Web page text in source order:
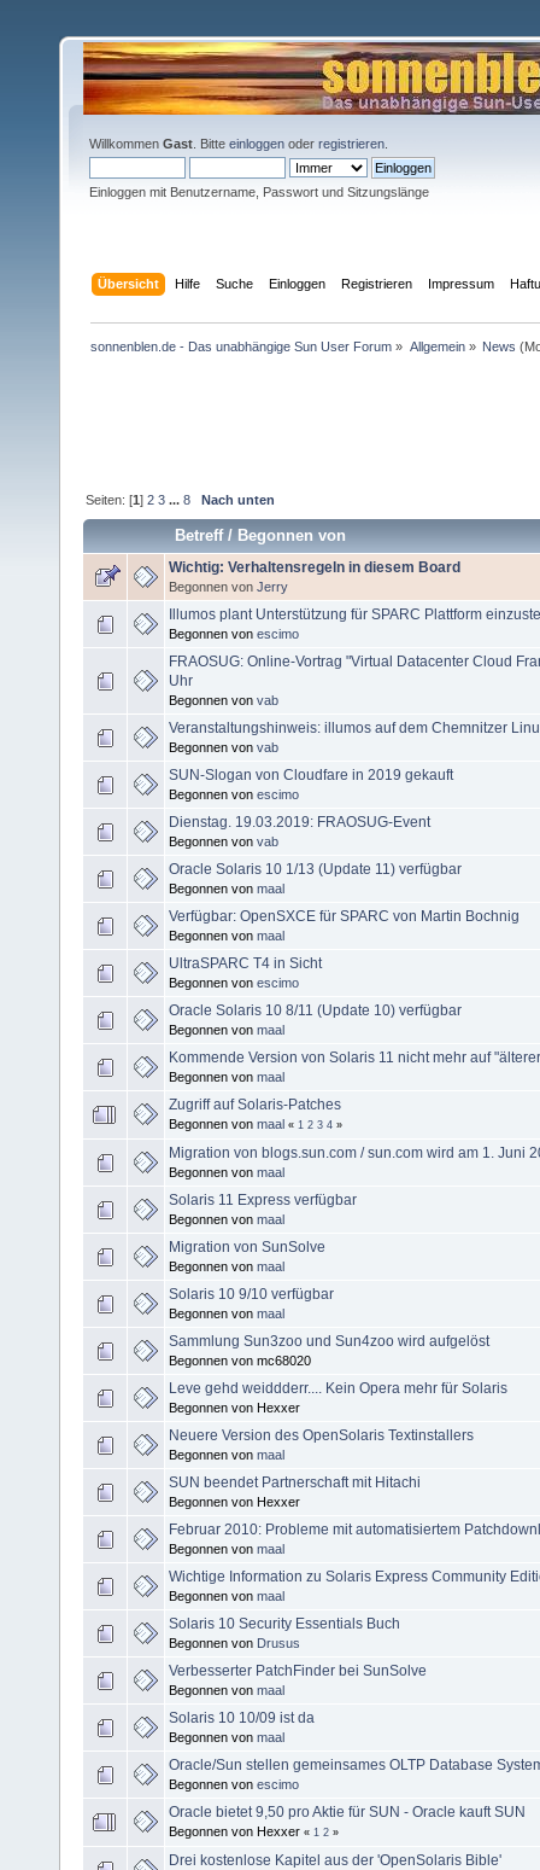
Willkommen Gast . Bitte einloggen oder registrieren
Einloggen mit Benutzername, Passwort und Sitzungslänge
Übersicht Hilfe Suche Einloggen Registrieren Impressum
sonnenblen.de - Das unabhängige Sun User Forum » Allgemein» News
Seiten: [1]2 3 ...8 Nach unten
Betreff/Begonnen von
Wichtig: Verhaltensregeln in diesem Board
Begonnen von Jerry
Illumos plant Unterstützung für SPARC Plattform
Begonnen von escimo
FRAOSUG: Online-Vortrag "Virtual Datacenter Cloud
Uhr
Begonnen von vab
Veranstaltungshinweis: illumos auf dem Chemnitzer
Begonnen von vab
SUN-Slogan von Cloudfare in 2019 gekauft
Begonnen von escimo
Dienstag. 19.03.2019: FRAOSUG-Event
Begonnen von vab
Oracle Solaris 10 1/13 (Update 11) verfügbar
Begonnen von maal
Verfügbar: OpenSXCE für SPARC von Martin Bochnig
Begonnen von maal
UltraSPARC T4 in Sicht
Begonnen von escimo
Oracle Solaris 10 8/11 (Update 10) verfügbar
Begonnen von maal
Kommende Version von Solaris 11 nicht mehr auf
Begonnen von maal
Zugriff auf Solaris-Patches
Begonnen von maal « 1 2 3 4 »
Migration von blogs.sun.com / sun.com wird am 1. Juni
Begonnen von maal
Solaris 11 Express verfügbar
Begonnen von maal
Migration von SunSolve
Begonnen von maal
Solaris 10 9/10 verfügbar
Begonnen von maal
Sammlung Sun3zoo und Sun4zoo wird aufgelöst
Begonnen von mc68020
Leve gehd weiddderr.... Kein Opera mehr für Solaris
Begonnen von Hexxer
Neuere Version des OpenSolaris Textinstallers
Begonnen von maal
SUN beendet Partnerschaft mit Hitachi
Begonnen von Hexxer
Februar 2010: Probleme mit automatisiertem
Begonnen von maal
Wichtige Information zu Solaris Express Community
Begonnen von maal
Solaris 10 Security Essentials Buch
Begonnen von Drusus
Verbesserter PatchFinder bei SunSolve
Begonnen von maal
Solaris 10 10/09 ist da
Begonnen von maal
Oracle/Sun stellen gemeinsames OLTP Database
Begonnen von escimo
Oracle bietet 9,50 pro Aktie für SUN - Oracle kauft SUN
Begonnen von Hexxer « 1 2 »
Drei kostenlose Kapitel aus der 'OpenSolaris Bible'